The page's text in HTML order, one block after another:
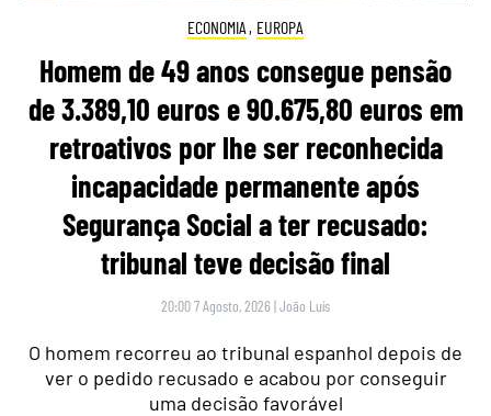
ECONOMIA , EUROPA
Homem de 49 anos consegue pensão
de 3.389,10 euros e 90.675,80 euros em
retroativos por lhe ser reconhecida
incapacidade permanente após
Segurança Social a ter recusado:
tribunal teve decisão final
20:00 7 Agosto, 2026 |João Luís
O homem recorreu ao tribunal espanhol depois de
ver o pedido recusado e acabou por conseguir
uma decisão favorável